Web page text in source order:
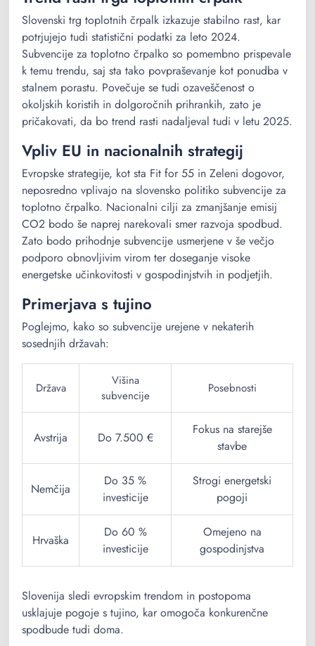
Slovenski trg toplotnih črpalk izkazuje stabilno rast, kar
potrjujejo tudi statistični podatki za leto 2024.
Subvencije za toplotno črpalko so pomembno prispevale
k temu trendu, saj sta tako povpraševanje kot ponudba v
stalnem porastu. Povečuje se tudi ozaveščenost o
okoljskih koristih in dolgoročnih prihrankih, zato je
pričakovati, da bo trend rasti nadaljeval tudi v letu 2025.
Vpliv EU in nacionalnih strategij
Evropske strategije, kot sta Fit for 55 in Zeleni dogovor,
neposredno vplivajo na slovensko politiko subvencije za
toplotno črpalko. Nacionalni cilji za zmanjšanje emisij
CO2 bodo še naprej narekovali smer razvoja spodbud.
Zato bodo prihodnje subvencije usmerjene v še večjo
podporo obnovljivim virom ter doseganje visoke
energetske učinkovitosti v gospodinjstvih in podjetjih.
Primerjava s tujino
Poglejmo, kako so subvencije urejene v nekaterih
sosednjih državah:
Država
Višina
subvencije
Posebnosti
Avstrija Do 7.500 €
Fokus na starejše
stavbe
Nemčija
Do 35 %
investicije
Strogi energetski
pogoji
Hrvaška
Do 60 %
investicije
Omejeno na
gospodinjstva
Slovenija sledi evropskim trendom in postopoma
usklajuje pogoje s tujino, kar omogoča konkurenčne
spodbude tudi doma.